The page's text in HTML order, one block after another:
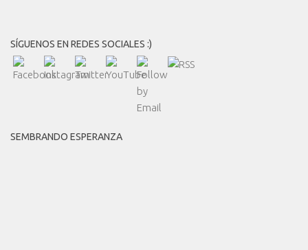
SÍGUENOS EN REDES SOCIALES :)
SEMBRANDO ESPERANZA